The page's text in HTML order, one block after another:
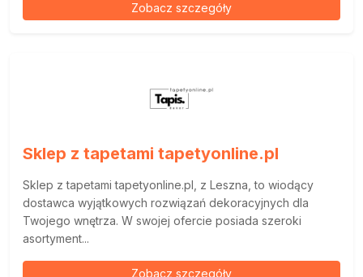
Zobacz szczegóły
Sklep z tapetami tapetyonline.pl
Sklep z tapetami tapetyonline.pl, z Leszna, to wiodący
dostawca wyjątkowych rozwiązań dekoracyjnych dla
Twojego wnętrza. W swojej ofercie posiada szeroki
asortyment...
Zobacz szczegóły